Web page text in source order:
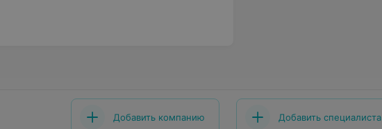
Добавить компанию Добавить специалиста